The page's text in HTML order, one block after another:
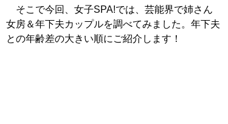
そこで今回、女子SPA!では、芸能界で姉さん
女房＆年下夫カップルを調べてみました。年下夫
との年齢差の大きい順にご紹介します！